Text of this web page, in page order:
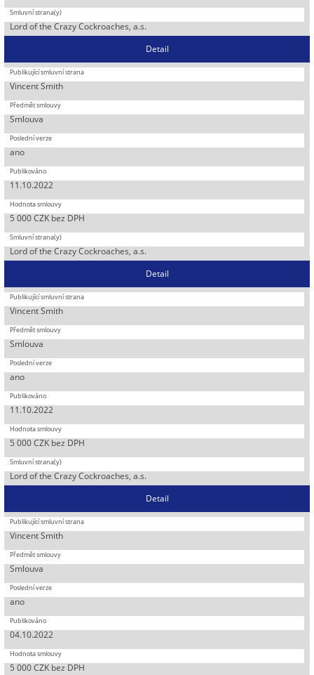
Lord of the Crazy Cockroaches, a.s.
Detail
Vincent Smith
Smlouva
ano
11.10.2022
5 000 CZK bez DPH
Lord of the Crazy Cockroaches, a.s.
Detail
Vincent Smith
Smlouva
ano
11.10.2022
5 000 CZK bez DPH
Lord of the Crazy Cockroaches, a.s.
Detail
Vincent Smith
Smlouva
ano
04.10.2022
5 000 CZK bez DPH